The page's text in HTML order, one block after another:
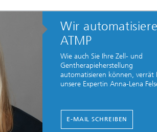
Wir
ATMP
Wie auch Sie Ihre Zell- und
Gentherapieherstellung
automatisieren können, verrät
unsere Expertin Anna-Lena
E-MAIL SCHREIBEN